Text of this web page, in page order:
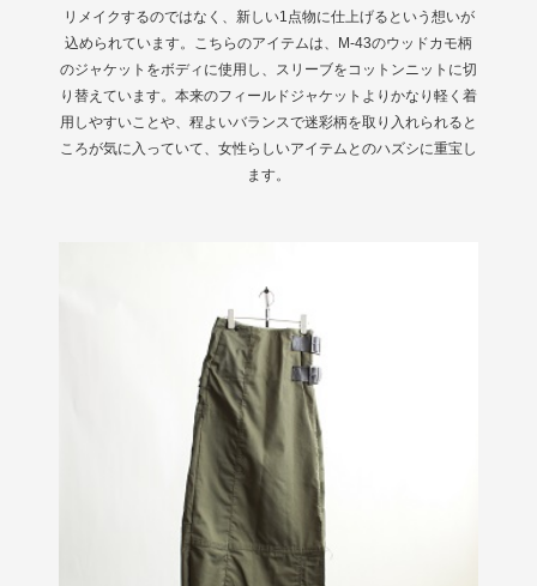
リメイクするのではなく、新しい1点物に仕上げるという想いが
込められています。こちらのアイテムは、M-43のウッドカモ柄
のジャケットをボディに使用し、スリーブをコットンニットに切
り替えています。本来のフィールドジャケットよりかなり軽く着
用しやすいことや、程よいバランスで迷彩柄を取り入れられると
ころが気に入っていて、女性らしいアイテムとのハズシに重宝し
ます。